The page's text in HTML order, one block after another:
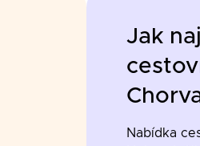
Jak
Nabídka